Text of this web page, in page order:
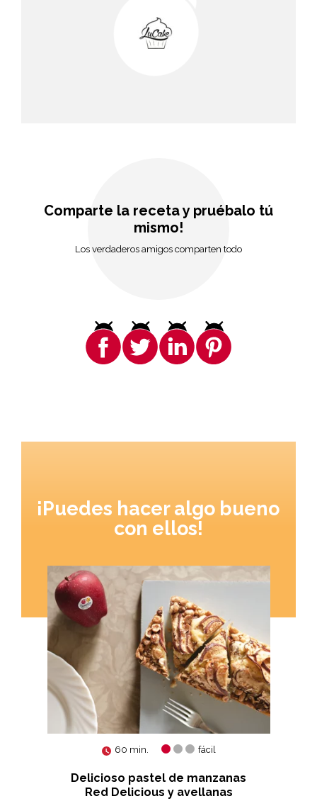
Comparte la receta y pruébalo tú
mismo!
Los verdaderos amigos comparten todo
¡Puedes hacer algo bueno
con ellos!
60 min. fácil
Delicioso pastel de manzanas
Red Delicious y avellanas